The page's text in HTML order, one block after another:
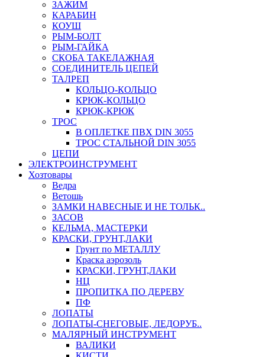
ЗАЖИМ
КАРАБИН
КОУШ
РЫМ-БОЛТ
РЫМ-ГАЙКА
СКОБА ТАКЕЛАЖНАЯ
СОЕДИНИТЕЛЬ ЦЕПЕЙ
ТАЛРЕП
КОЛЬЦО-КОЛЬЦО
КРЮК-КОЛЬЦО
КРЮК-КРЮК
ТРОС
В ОПЛЕТКЕ ПВХ DIN 3055
ТРОС СТАЛЬНОЙ DIN 3055
ЦЕПИ
ЭЛЕКТРОИНСТРУМЕНТ
Хозтовары
Ведра
Ветошь
ЗАМКИ НАВЕСНЫЕ И НЕ ТОЛЬК..
ЗАСОВ
КЕЛЬМА, МАСТЕРКИ
КРАСКИ, ГРУНТ,ЛАКИ
Грунт по МЕТАЛЛУ
Краска аэрозоль
КРАСКИ, ГРУНТ,ЛАКИ
НЦ
ПРОПИТКА ПО ДЕРЕВУ
ПФ
ЛОПАТЫ
ЛОПАТЫ-СНЕГОВЫЕ, ЛЕДОРУБ..
МАЛЯРНЫЙ ИНСТРУМЕНТ
ВАЛИКИ